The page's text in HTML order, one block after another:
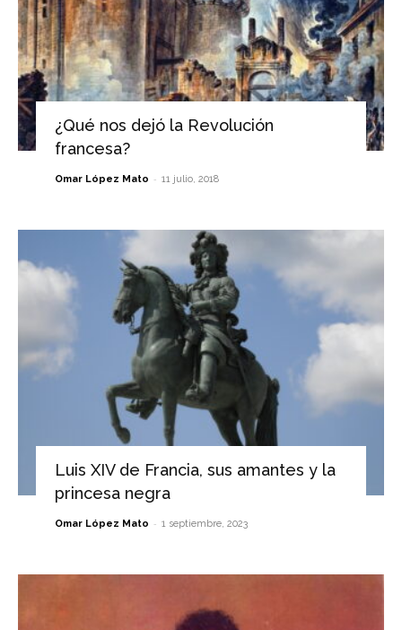
¿Qué nos dejó la Revolución
francesa?
Omar López Mato - 11 julio, 2018
Luis XIV de Francia, sus amantes y la
princesa negra
Omar López Mato - 1 septiembre, 2023